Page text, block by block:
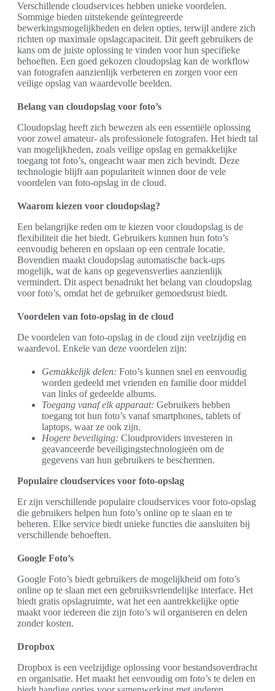
Verschillende cloudservices hebben unieke voordelen.
Sommige bieden uitstekende geïntegreerde
bewerkingsmogelijkheden en delen opties, terwijl andere zich
richten op maximale opslagcapaciteit. Dit geeft gebruikers de
kans om de juiste oplossing te vinden voor hun specifieke
behoeften. Een goed gekozen cloudopslag kan de workflow
van fotografen aanzienlijk verbeteren en zorgen voor een
veilige opslag van waardevolle beelden.
Belang van cloudopslag voor foto’s
Cloudopslag heeft zich bewezen als een essentiële oplossing
voor zowel amateur- als professionele fotografen. Het biedt tal
van mogelijkheden, zoals veilige opslag en gemakkelijke
toegang tot foto’s, ongeacht waar men zich bevindt. Deze
technologie blijft aan populariteit winnen door de vele
voordelen van foto-opslag in de cloud.
Waarom kiezen voor cloudopslag?
Een belangrijke reden om te kiezen voor cloudopslag is de
flexibiliteit die het biedt. Gebruikers kunnen hun foto’s
eenvoudig beheren en opslaan op een centrale locatie.
Bovendien maakt cloudopslag automatische back-ups
mogelijk, wat de kans op gegevensverlies aanzienlijk
vermindert. Dit aspect benadrukt het belang van cloudopslag
voor foto’s, omdat het de gebruiker gemoedsrust biedt.
Voordelen van foto-opslag in de cloud
De voordelen van foto-opslag in de cloud zijn veelzijdig en
waardevol. Enkele van deze voordelen zijn:
Gemakkelijk delen: Foto’s kunnen snel en eenvoudig
worden gedeeld met vrienden en familie door middel
van links of gedeelde albums.
Toegang vanaf elk apparaat: Gebruikers hebben
toegang tot hun foto’s vanaf smartphones, tablets of
laptops, waar ze ook zijn.
Hogere beveiliging: Cloudproviders investeren in
geavanceerde beveiligingstechnologieën om de
gegevens van hun gebruikers te beschermen.
Populaire cloudservices voor foto-opslag
Er zijn verschillende populaire cloudservices voor foto-opslag
die gebruikers helpen hun foto’s online op te slaan en te
beheren. Elke service biedt unieke functies die aansluiten bij
verschillende behoeften.
Google Foto’s
Google Foto’s biedt gebruikers de mogelijkheid om foto’s
online op te slaan met een gebruiksvriendelijke interface. Het
biedt gratis opslagruimte, wat het een aantrekkelijke optie
maakt voor iedereen die zijn foto’s wil organiseren en delen
zonder kosten.
Dropbox
Dropbox is een veelzijdige oplossing voor bestandsoverdracht
en organisatie. Het maakt het eenvoudig om foto’s te delen en